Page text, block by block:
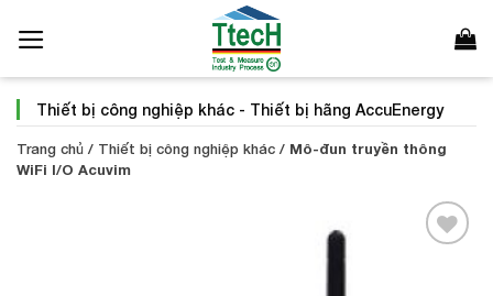
qua
dung
Thiết bị công nghiệp khác - Thiết bị hãng AccuEnergy
Trang chủ / Thiết bị công nghiệp khác / Mô-đun truyền thông
WiFi I/O Acuvim